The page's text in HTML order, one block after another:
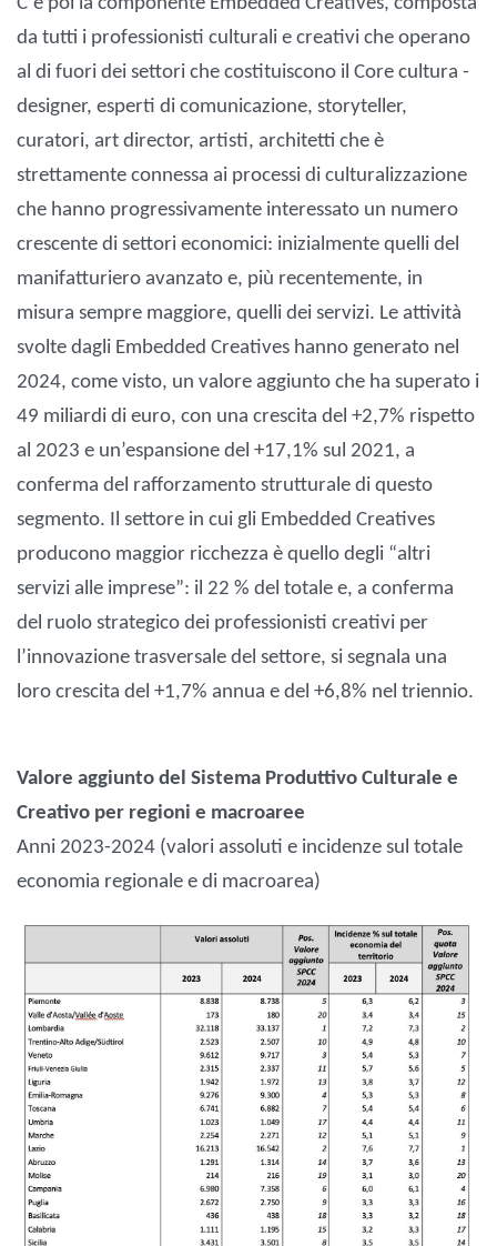
da tutti i professionisti culturali e creativi che operano
al di fuori dei settori che costituiscono il Core cultura -
designer, esperti di comunicazione, storyteller,
curatori, art director, artisti, architetti che è
strettamente connessa ai processi di culturalizzazione
che hanno progressivamente interessato un numero
crescente di settori economici: inizialmente quelli del
manifatturiero avanzato e, più recentemente, in
misura sempre maggiore, quelli dei servizi. Le attività
svolte dagli Embedded Creatives hanno generato nel
2024, come visto, un valore aggiunto che ha superato i
49 miliardi di euro, con una crescita del +2,7% rispetto
al 2023 e un’espansione del +17,1% sul 2021, a
conferma del rafforzamento strutturale di questo
segmento. Il settore in cui gli Embedded Creatives
producono maggior ricchezza è quello degli “altri
servizi alle imprese”: il 22 % del totale e, a conferma
del ruolo strategico dei professionisti creativi per
l’innovazione trasversale del settore, si segnala una
loro crescita del +1,7% annua e del +6,8% nel triennio.
Valore aggiunto del Sistema Produttivo Culturale e
Creativo per regioni e macroaree
Anni 2023-2024 (valori assoluti e incidenze sul totale
economia regionale e di macroarea)